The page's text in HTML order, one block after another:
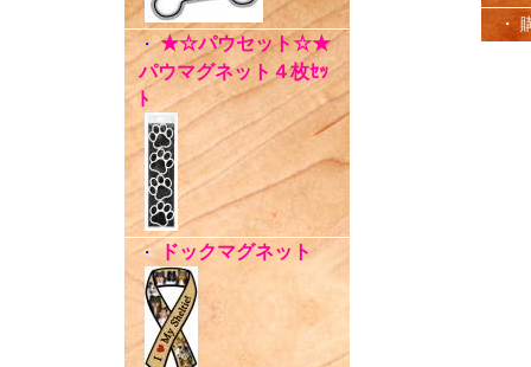
・★☆パウセット☆★
パウマグネット４枚ｾｯ
ﾄ
・ドックマグネット
・